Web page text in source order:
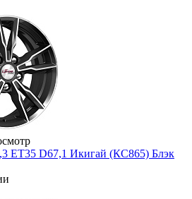
ET35 D67,1 Икигай (КС865) Блэк